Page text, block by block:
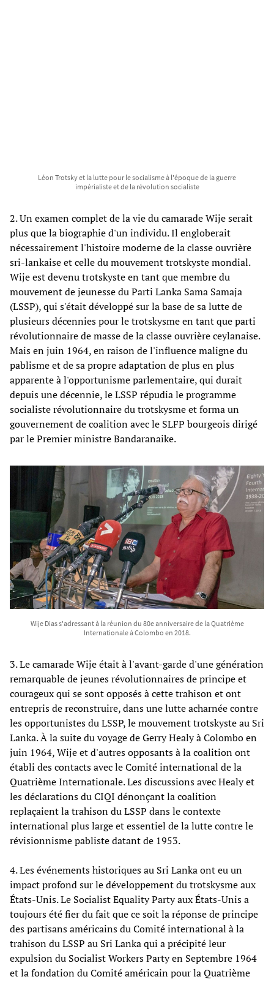
Léon Trotsky et la lutte pour le socialisme à l'époque de la guerre
impérialiste et de la révolution socialiste
2. Un examen complet de la vie du camarade Wije serait
plus que la biographie d'un individu. Il engloberait
nécessairement l'histoire moderne de la classe ouvrière
sri-lankaise et celle du mouvement trotskyste mondial.
Wije est devenu trotskyste en tant que membre du
mouvement de jeunesse du Parti Lanka Sama Samaja
(LSSP), qui s'était développé sur la base de sa lutte de
plusieurs décennies pour le trotskysme en tant que parti
révolutionnaire de masse de la classe ouvrière ceylanaise.
Mais en juin 1964, en raison de l'influence maligne du
pablisme et de sa propre adaptation de plus en plus
apparente à l'opportunisme parlementaire, qui durait
depuis une décennie, le LSSP répudia le programme
socialiste révolutionnaire du trotskysme et forma un
gouvernement de coalition avec le SLFP bourgeois dirigé
par le Premier ministre Bandaranaike.
Wije Dias s'adressant à la réunion du 80e anniversaire de la Quatrième
Internationale à Colombo en 2018.
3. Le camarade Wije était à l'avant-garde d'une génération
remarquable de jeunes révolutionnaires de principe et
courageux qui se sont opposés à cette trahison et ont
entrepris de reconstruire, dans une lutte acharnée contre
les opportunistes du LSSP, le mouvement trotskyste au Sri
Lanka. À la suite du voyage de Gerry Healy à Colombo en
juin 1964, Wije et d'autres opposants à la coalition ont
établi des contacts avec le Comité international de la
Quatrième Internationale. Les discussions avec Healy et
les déclarations du CIQI dénonçant la coalition
replaçaient la trahison du LSSP dans le contexte
international plus large et essentiel de la lutte contre le
révisionnisme pabliste datant de 1953.
4. Les événements historiques au Sri Lanka ont eu un
impact profond sur le développement du trotskysme aux
États-Unis. Le Socialist Equality Party aux États-Unis a
toujours été fier du fait que ce soit la réponse de principe
des partisans américains du Comité international à la
trahison du LSSP au Sri Lanka qui a précipité leur
expulsion du Socialist Workers Party en Septembre 1964
et la fondation du Comité américain pour la Quatrième